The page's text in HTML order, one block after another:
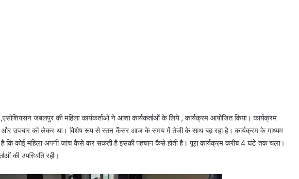
जबलपुर की महिला कार्यकर्ताओं ने आशा कार्यकर्ताओं के लिये , कार्यक्रम आयोजित किया। कार्यक्रम
और उपचार को लेकर था। विशेष रूप से स्तन कैंसर आज के समय में तेजी के साथ बढ़ रहा है। कार्यक्रम के माध्यम
है कि कोई महिला अपनी जांच कैसे कर सकती है इसकी पहचान कैसे होती है। पूरा कार्यक्रम करीब 4 घंटे तक चला।
की उपस्थिति रही।